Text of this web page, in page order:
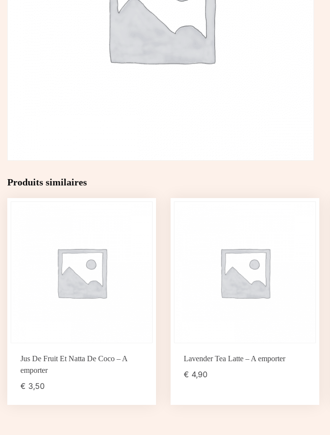
Produits similaires
Jus De Fruit Et Natta De Coco – A
emporter
€ 3,50
Lavender Tea Latte – A emporter
€ 4,90